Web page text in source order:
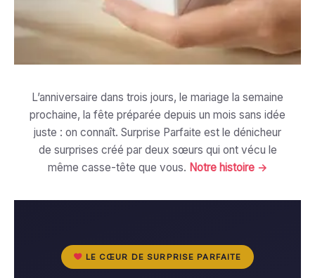
L’anniversaire dans trois jours, le mariage la semaine
prochaine, la fête préparée depuis un mois sans idée
juste : on connaît. Surprise Parfaite est le dénicheur
de surprises créé par deux sœurs qui ont vécu le
même casse-tête que vous. Notre histoire →
LE CŒUR DE SURPRISE PARFAITE